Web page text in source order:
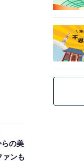
の美
ァンも